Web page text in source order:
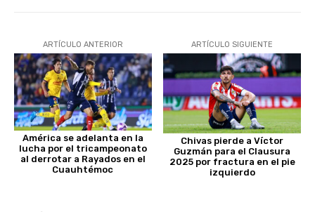
ARTÍCULO ANTERIOR
América se adelanta en la
lucha por el tricampeonato
al derrotar a Rayados en el
Cuauhtémoc
ARTÍCULO SIGUIENTE
Chivas pierde a Víctor
Guzmán para el Clausura
2025 por fractura en el pie
izquierdo